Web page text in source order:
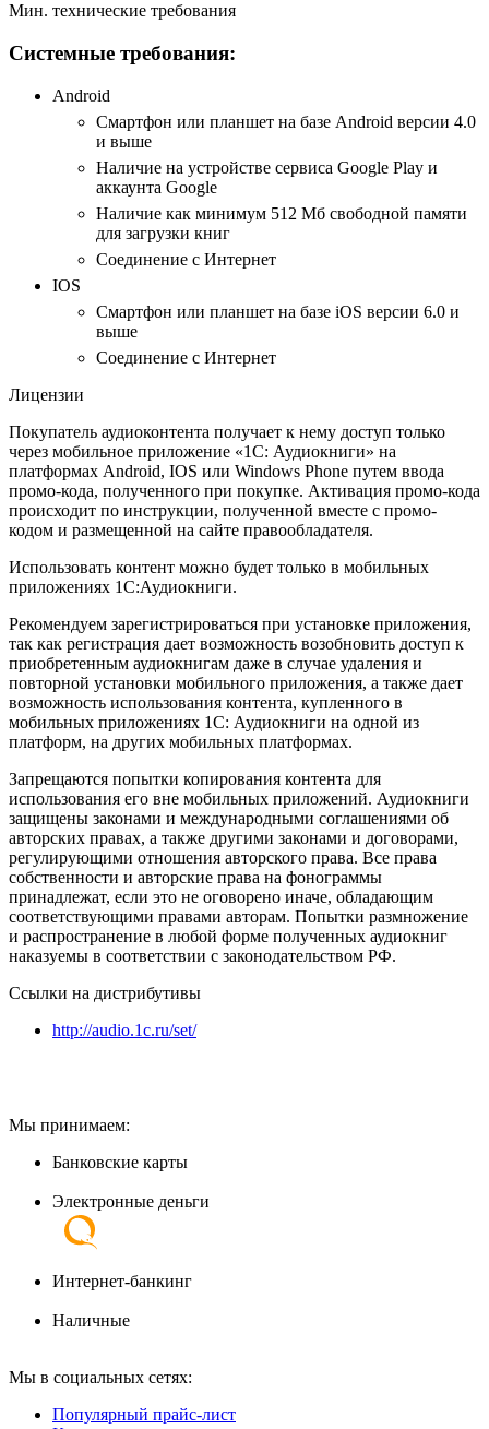
Мин. технические требования
Системные требования:
Android
Смартфон или планшет на базе Android версии 4.0
и выше
Наличие на устройстве сервиса Google Play и
аккаунта Google
Наличие как минимум 512 Мб свободной памяти
для загрузки книг
Соединение с Интернет
IOS
Смартфон или планшет на базе iOS версии 6.0 и
выше
Соединение с Интернет
Лицензии
Покупатель аудиоконтента получает к нему доступ только
через мобильное приложение «1С: Аудиокниги» на
платформах Android, IOS или Windows Phone путем ввода
промо-кода, полученного при покупке. Активация промо-кода
происходит по инструкции, полученной вместе с промо-
кодом и размещенной на сайте правообладателя.
Использовать контент можно будет только в мобильных
приложениях 1С:Аудиокниги.
Рекомендуем зарегистрироваться при установке приложения,
так как регистрация дает возможность возобновить доступ к
приобретенным аудиокнигам даже в случае удаления и
повторной установки мобильного приложения, а также дает
возможность использования контента, купленного в
мобильных приложениях 1С: Аудиокниги на одной из
платформ, на других мобильных платформах.
Запрещаются попытки копирования контента для
использования его вне мобильных приложений. Аудиокниги
защищены законами и международными соглашениями об
авторских правах, а также другими законами и договорами,
регулирующими отношения авторского права. Все права
собственности и авторские права на фонограммы
принадлежат, если это не оговорено иначе, обладающим
соответствующими правами авторам. Попытки размножение
и распространение в любой форме полученных аудиокниг
наказуемы в соответствии с законодательством РФ.
Ссылки на дистрибутивы
http://audio.1c.ru/set/
Мы принимаем:
Банковские карты
Электронные деньги
Интернет-банкинг
Наличные
Мы в социальных сетях:
Популярный прайс-лист